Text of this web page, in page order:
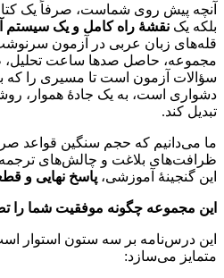
آنچه پیش روی شماست، صرفاً یک
بلکه یک نقشه راه کامل و یک سیستم
قله‌های زبان عربی در آزمون
مجموعه، حاصل صدها ساعت تحلیل،
سؤالات آزمون است تا مسیری را که
دشواری است، به یک جادهٔ هموار،
تبدیل کند.
ما می‌دانیم که حجم سنگین قواعد
ظرافت‌های بلاغت و چالش‌های
این گنجینهٔ آموزشی، پاسخ نهایی و
این مجموعه چگونه موفقیت شما را
این درس‌نامه بر سه ستون استوار
متمایز می‌سازد: